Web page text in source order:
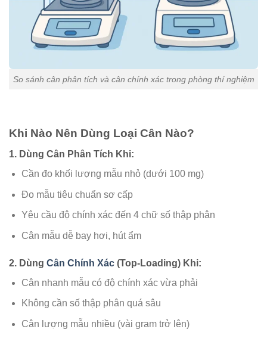
So sánh cân phân tích và cân chính xác trong phòng thí nghiệm
Khi Nào Nên Dùng Loại Cân Nào?
1. Dùng Cân Phân Tích Khi:
Cần đo khối lượng mẫu nhỏ (dưới 100 mg)
Đo mẫu tiêu chuẩn sơ cấp
Yêu cầu độ chính xác đến 4 chữ số thập phân
Cân mẫu dễ bay hơi, hút ẩm
2. Dùng Cân Chính Xác (Top-Loading) Khi:
Cân nhanh mẫu có độ chính xác vừa phải
Không cần số thập phân quá sâu
Cân lượng mẫu nhiều (vài gram trở lên)